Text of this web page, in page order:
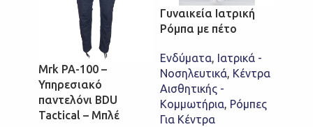
Mrk PA-100 –
Υπηρεσιακό
παντελόνι BDU
Tactical – Μπλέ
Γυναικεία Ιατρική
Ρόμπα με πέτο
Ενδύματα, Ιατρικά -
Νοσηλευτικά, Κέντρα
Αισθητικής -
Κομμωτήρια, Ρόμπες
Για Κέντρα